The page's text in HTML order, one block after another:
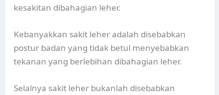
kesakitan dibahagian leher.
Kebanyakkan sakit leher adalah disebabkan
postur badan yang tidak betul menyebabkan
tekanan yang berlebihan dibahagian leher.
Selalnya sakit leher bukanlah disebabkan